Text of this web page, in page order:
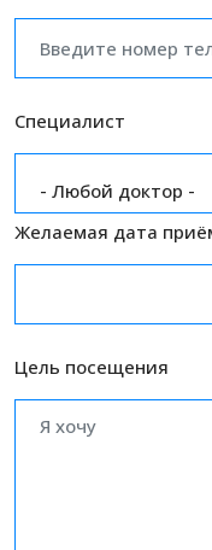
Специалист
- Любой доктор -
Желаемая дата
Цель посещения